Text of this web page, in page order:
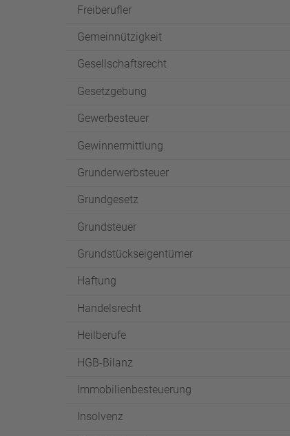
Freiberufler
Gemeinnützigkeit
Gesellschaftsrecht
Gesetzgebung
Gewerbesteuer
Gewinnermittlung
Grunderwerbsteuer
Grundgesetz
Grundsteuer
Grundstückseigentümer
Haftung
Handelsrecht
Heilberufe
HGB-Bilanz
Immobilienbesteuerung
Insolvenz